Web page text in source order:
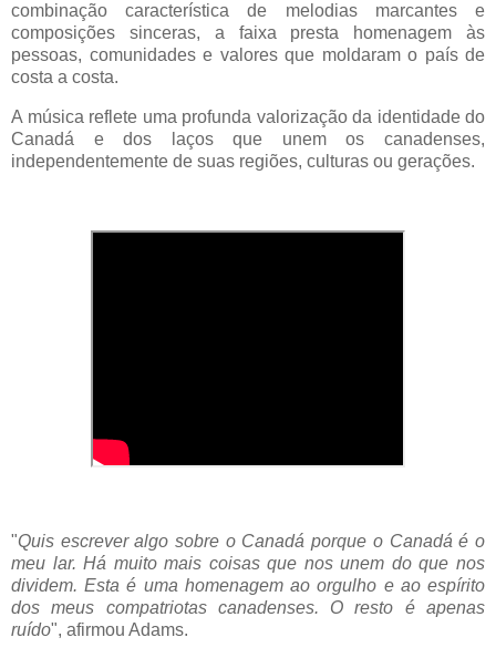
combinação característica de melodias marcantes e
composições sinceras, a faixa presta homenagem às
pessoas, comunidades e valores que moldaram o país de
costa a costa.
A música reflete uma profunda valorização da identidade do
Canadá e dos laços que unem os canadenses,
independentemente de suas regiões, culturas ou gerações.
"Quis escrever algo sobre o Canadá porque o Canadá é o
meu lar. Há muito mais coisas que nos unem do que nos
dividem. Esta é uma homenagem ao orgulho e ao espírito
dos meus compatriotas canadenses. O resto é apenas
ruído", afirmou Adams.